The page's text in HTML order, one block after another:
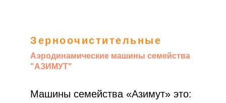
Зерноочистительные
Аэродинамические машины семейства
"АЗИМУТ"
Машины семейства «Азимут» это: